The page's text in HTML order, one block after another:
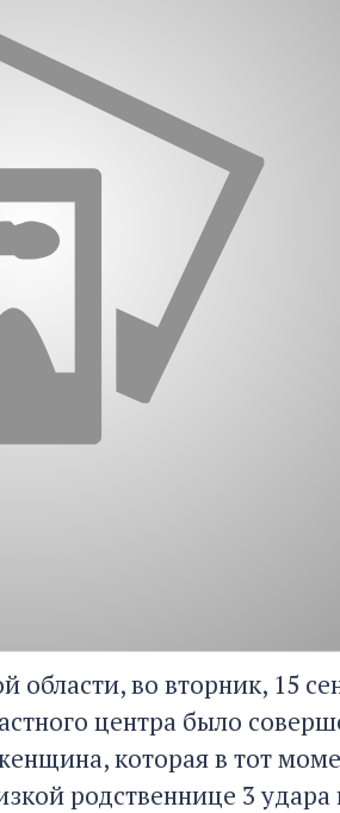
области, во вторник, 15
центра было
которая в тот
родственнице 3